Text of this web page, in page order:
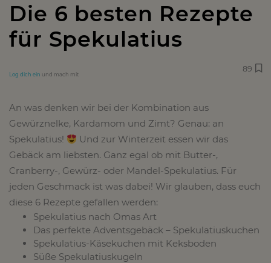
Die 6 besten Rezepte
für Spekulatius
Log dich ein und mach mit
89
An was denken wir bei der Kombination aus
Gewürznelke, Kardamom und Zimt? Genau: an
Spekulatius!
Und zur Winterzeit essen wir das
Gebäck am liebsten. Ganz egal ob mit Butter-,
Cranberry-, Gewürz- oder Mandel-Spekulatius. Für
jeden Geschmack ist was dabei! Wir glauben, dass euch
diese 6 Rezepte gefallen werden:
Spekulatius nach Omas Art
Das perfekte Adventsgebäck – Spekulatiuskuchen
Spekulatius-Käsekuchen mit Keksboden
Süße Spekulatiuskugeln